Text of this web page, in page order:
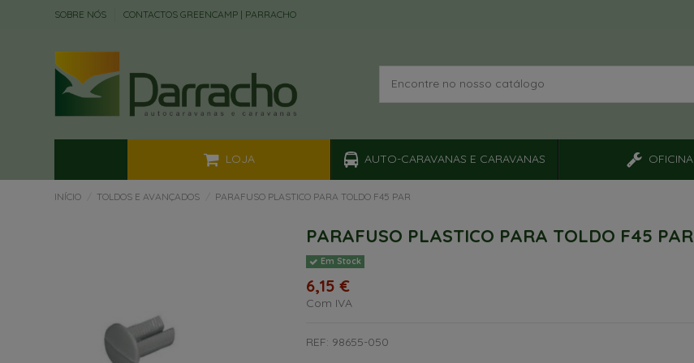
SOBRE NÓS CONTACTOS GREENCAMP | PARRACHO
LOJA AUTO-CARAVANAS E CARAVANAS OFICINA
INÍCIO TOLDOS E AVANÇADOS PARAFUSO PLASTICO PARA TOLDO F45 PAR
PARAFUSO PLASTICO PARA TOLDO F45 PAR
Em Stock
6,15 €
Com IVA
REF: 98655-050